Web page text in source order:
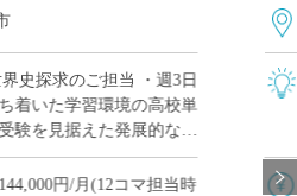
界史探求のご担当 ・週3日
着いた学習環境の高校単
験を見据えた発展的な授
校や塾、予備校との兼務
にもおすすめ円/月(12コマ担当時